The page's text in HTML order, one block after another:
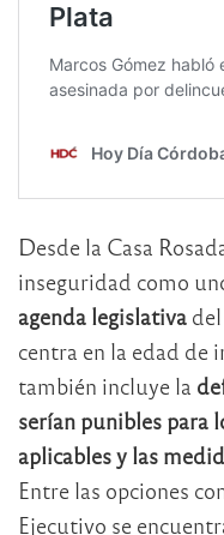
Desde la Casa
inseguridad como
agenda legislativa
centra en la edad
también incluye la
serían punibles para
aplicables y las
Entre las opciones
Ejecutivo se